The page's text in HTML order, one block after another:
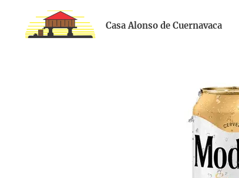
Casa Alonso de Cuernavaca